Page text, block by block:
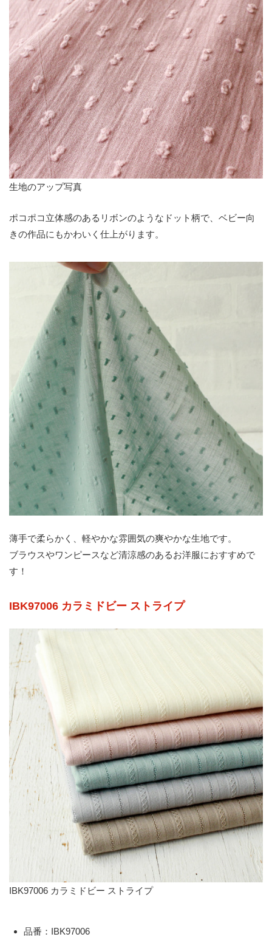
生地のアップ写真
ポコポコ立体感のあるリボンのようなドット柄で、ベビー向
きの作品にもかわいく仕上がります。
薄手で柔らかく、軽やかな雰囲気の爽やかな生地です。
ブラウスやワンピースなど清涼感のあるお洋服におすすめで
す！
IBK97006 カラミドビー ストライプ
IBK97006 カラミドビー ストライプ
品番：IBK97006